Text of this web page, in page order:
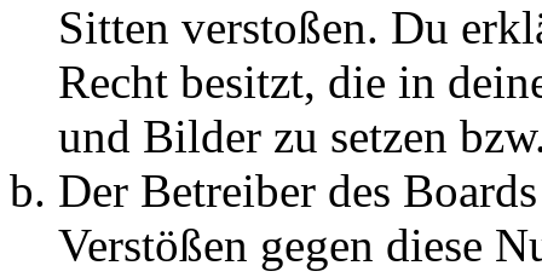
Sitten verstoßen. Du
Recht besitzt, die in
und Bilder zu setzen
Der Betreiber des
Verstößen gegen diese